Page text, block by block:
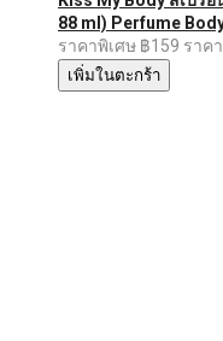
88 ml) Perfume
ราคาพิเศษ ฿159 ราค
เพิ่มในตะกร้า